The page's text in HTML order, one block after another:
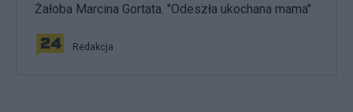
Żałoba Marcina Gortata. "Odeszła ukochana mama"
Redakcja